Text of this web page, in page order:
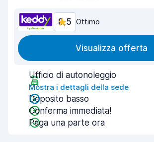
8,5 Ottimo
Visualizza offerta
Ufficio di autonoleggio
Mostra i dettagli della sede
Deposito basso
Conferma immediata!
Paga una parte ora